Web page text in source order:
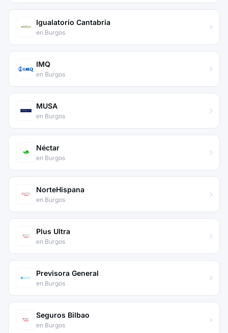
Igualatorio Cantabria
en Burgos
IMQ
en Burgos
MUSA
en Burgos
Néctar
en Burgos
NorteHispana
en Burgos
Plus Ultra
en Burgos
Previsora General
en Burgos
Seguros Bilbao
en Burgos